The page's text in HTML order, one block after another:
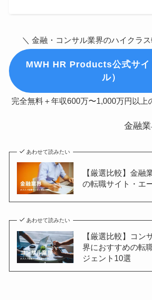
＼ 金融・コンサル業界のハイクラ
MWH HR Products公式サイ
ル）
完全無料＋年収600万〜1,000万円以上
金融
あわせて読みたい
【厳選比較】金融
の転職サイト・エ
あわせて読みたい
【厳選比較】コン
界におすすめの転
ジェント10選